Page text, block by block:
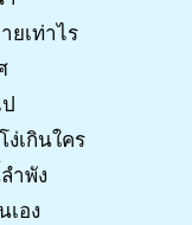
ยเท่าไร
เกินใคร
ำพัง
เอง